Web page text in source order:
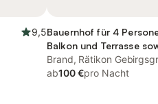
9,5Bauernhof für 4
Balkon und Terrasse
und Pool
Brand, Rätikon
ab100 €pro Nacht